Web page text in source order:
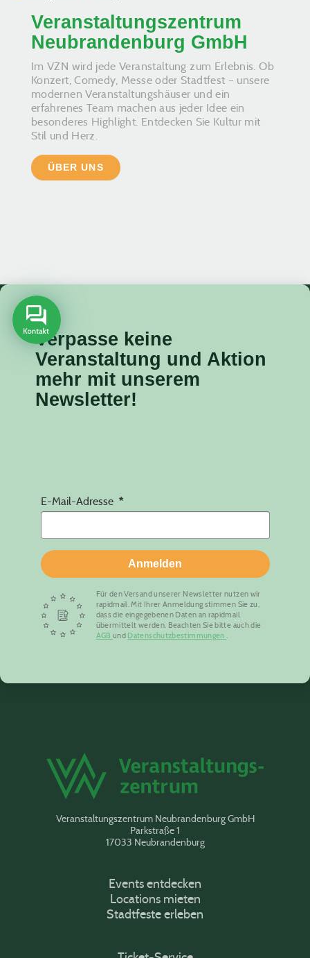
Veranstaltungszentrum
Neubrandenburg GmbH
Im VZN wird jede Veranstaltung zum Erlebnis. Ob
Konzert, Comedy, Messe oder Stadtfest – unsere
modernen Veranstaltungshäuser und ein
erfahrenes Team machen aus jeder Idee ein
besonderes Highlight. Entdecken Sie Kultur mit
Stil und Herz.
ÜBER UNS
Verpasse keine
Veranstaltung und Aktion
mehr mit unserem
Newsletter!
E-Mail-Adresse
Anmelden
Für den Versand unserer Newsletter nutzen wir
rapidmail. Mit Ihrer Anmeldung stimmen Sie zu,
dass die eingegebenen Daten an rapidmail
übermittelt werden. Beachten Sie bitte auch die
AGB und Datenschutzbestimmungen.
Veranstaltungszentrum Neubrandenburg GmbH
Parkstraße 1
17033 Neubrandenburg
Events entdecken
Locations mieten
Stadtfeste erleben